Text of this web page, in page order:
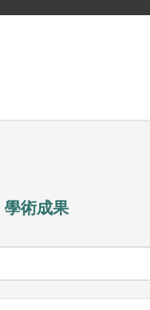
學術成果